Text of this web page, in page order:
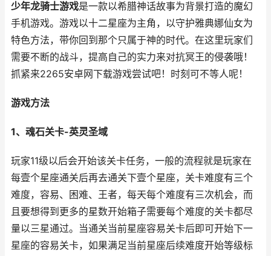
少年龙骑士游戏是一款以希腊神话故事为背景打造的魔幻
手机游戏。游戏以十二星座为主角，以守护雅典娜仙女为
特色方法，带你回到那个只属于神的时代。在这里玩家们
需要不断的战斗，提高自己的实力来对抗冥王的侵袭哦！
抓紧来2265安卓网下载游戏尝试吧！时刻可不等人呢！
游戏方法
1、魂石关卡-英灵圣域
玩家11级以后会开始该关卡任务，一般的流程就是玩家在
每壹个星座通关后再去通关下壹个星座，关卡难度有三个
难度，容易、困难、王者，每天每个难度有三次机会，而
且要想得到更多的星数开始箱子需要每个难度的关卡都尽
量以三星通过。当通关当前星座容易关卡后即可开始下一
星座的容易关卡，如果满足当前星座后续难度开始等级标